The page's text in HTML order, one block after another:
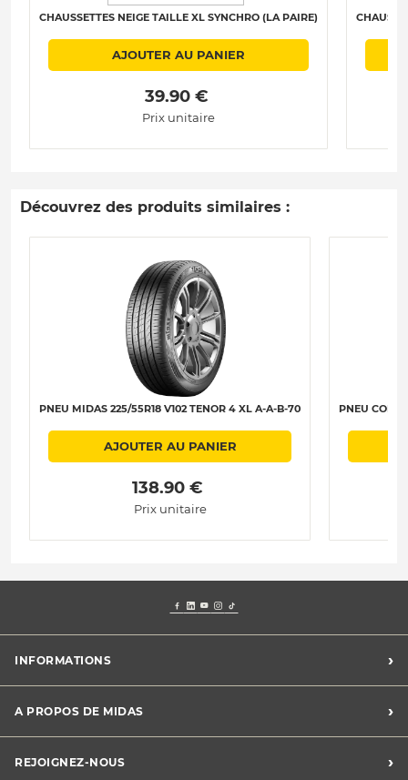
CHAUSSETTES NEIGE TAILLE XL SYNCHRO (LA PAIRE)
AJOUTER AU PANIER
39.90 €
Prix unitaire
Découvrez des produits similaires :
PNEU MIDAS 225/55R18 V102 TENOR 4 XL A-A-B-70
AJOUTER AU PANIER
138.90 €
Prix unitaire
PNEU
INFORMATIONS ›
Charte des cookies
Charte des données personnelles
CGV
A PROPOS DE MIDAS ›
Midas France
REJOIGNEZ-NOUS ›